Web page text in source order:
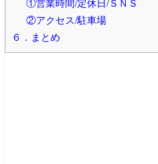
①営業時間/定休日/ＳＮＳ
②アクセス/駐車場
６．まとめ